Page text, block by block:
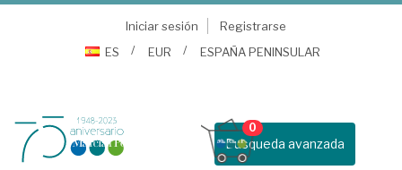
Iniciar sesión
Registrarse
ES
EUR ESPAÑA PENINSULAR
Busqueda avanzada
0